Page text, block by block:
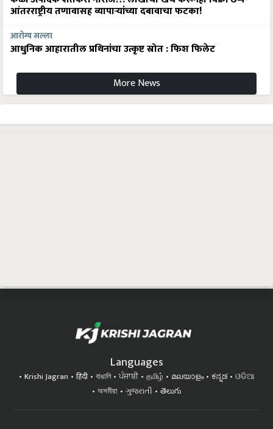
आंतरराष्ट्रीय तणावासह व्यापाऱ्यांच्या दबावाचा फटका!
आरोग्य सल्ला
आधुनिक आहारातील प्रथिनांचा उत्कृष्ट स्रोत : फिश फिलेट
More News
Languages
Krishi Jagran हिंदी বাঙালি ਪੰਜਾਬੀ தமிழ் മലയാളം ಕನ್ನಡ
ଓଡିଆ
অসমীয়া
ગુજરાતી తెలుగు